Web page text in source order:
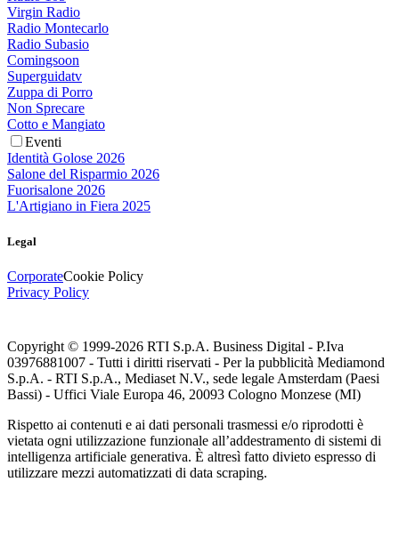
Virgin Radio
Radio Montecarlo
Radio Subasio
Comingsoon
Superguidatv
Zuppa di Porro
Non Sprecare
Cotto e Mangiato
Eventi
Identità Golose 2026
Salone del Risparmio 2026
Fuorisalone 2026
L'Artigiano in Fiera 2025
Legal
CorporateCookie Policy
Privacy Policy
Copyright © 1999-2026 RTI S.p.A. Business Digital - P.Iva
03976881007 - Tutti i diritti riservati - Per la pubblicità Mediamond
S.p.A. - RTI S.p.A., Mediaset N.V., sede legale Amsterdam (Paesi
Bassi) - Uffici Viale Europa 46, 20093 Cologno Monzese (MI)
Rispetto ai contenuti e ai dati personali trasmessi e/o riprodotti è
vietata ogni utilizzazione funzionale all’addestramento di sistemi di
intelligenza artificiale generativa. È altresì fatto divieto espresso di
utilizzare mezzi automatizzati di data scraping.